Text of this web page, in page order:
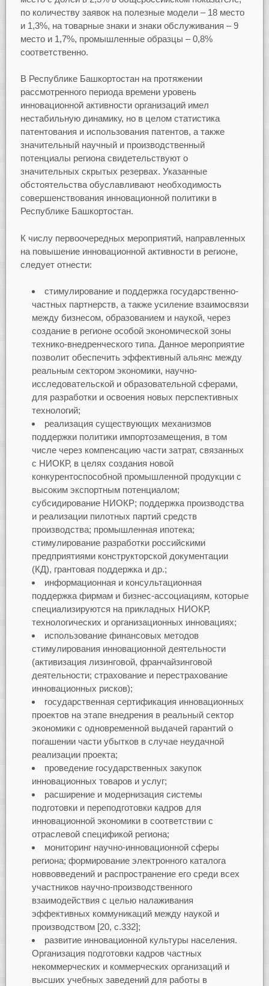
по количеству заявок на полезные модели – 18 место
и 1,3%, на товарные знаки и знаки обслуживания – 9
место и 1,7%, промышленные образцы – 0,8%
соответственно.
В Республике Башкортостан на протяжении
рассмотренного периода времени уровень
инновационной активности организаций имел
нестабильную динамику, но в целом статистика
патентования и использования патентов, а также
значительный научный и производственный
потенциалы региона свидетельствуют о
значительных скрытых резервах. Указанные
обстоятельства обуславливают необходимость
совершенствования инновационной политики в
Республике Башкортостан.
К числу первоочередных мероприятий, направленных
на повышение инновационной активности в регионе,
следует отнести:
стимулирование и поддержка государственно-
частных партнерств, а также усиление взаимосвязи
между бизнесом, образованием и наукой, через
создание в регионе особой экономической зоны
технико-внедренческого типа. Данное мероприятие
позволит обеспечить эффективный альянс между
реальным сектором экономики, научно-
исследовательской и образовательной сферами,
для разработки и освоения новых перспективных
технологий;
реализация существующих механизмов
поддержки политики импортозамещения, в том
числе через компенсацию части затрат, связанных
с НИОКР, в целях создания новой
конкурентоспособной промышленной продукции с
высоким экспортным потенциалом;
субсидирование НИОКР; поддержка производства
и реализации пилотных партий средств
производства; промышленная ипотека;
стимулирование разработки российскими
предприятиями конструкторской документации
(КД), грантовая поддержка и др.;
информационная и консультационная
поддержка фирмам и бизнес-ассоциациям, которые
специализируются на прикладных НИОКР,
технологических и организационных инновациях;
использование финансовых методов
стимулирования инновационной деятельности
(активизация лизинговой, франчайзинговой
деятельности; страхование и перестрахование
инновационных рисков);
государственная сертификация инновационных
проектов на этапе внедрения в реальный сектор
экономики с одновременной выдачей гарантий о
погашении части убытков в случае неудачной
реализации проекта;
проведение государственных закупок
инновационных товаров и услуг;
расширение и модернизация системы
подготовки и переподготовки кадров для
инновационной экономики в соответствии с
отраслевой спецификой региона;
мониторинг научно-инновационной сферы
региона; формирование электронного каталога
новвовведений и распространение его среди всех
участников научно-производственного
взаимодействия с целью налаживания
эффективных коммуникаций между наукой и
производством [20, c.332];
развитие инновационной культуры населения.
Организация подготовки кадров частных
некоммерческих и коммерческих организаций и
высших учебных заведений для работы в